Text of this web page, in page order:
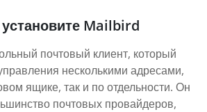
установите Mailbird
почтовый клиент, который
несколькими адресами,
ящике, так и по отдельности. Он
почтовых провайдеров,